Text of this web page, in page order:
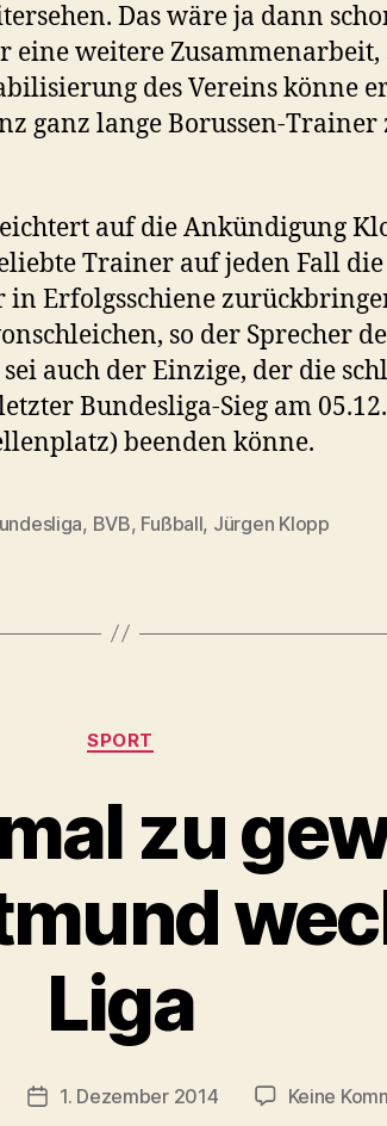
Das wäre ja dann
eine weitere Zusammenarbeit,
des Vereins könne
ganz lange Borussen-Trainer
auf die Ankündigung
Trainer auf jeden Fall die
in Erfolgsschiene
so der Sprecher
auch der Einzige, der die
Bundesliga-Sieg am
beenden könne.
, BVB, Fußball, Jürgen Klopp
Kategorien
SPORT
zu
Liga
Veröffentlichungsdatum
1. Dezember 2014 Keine